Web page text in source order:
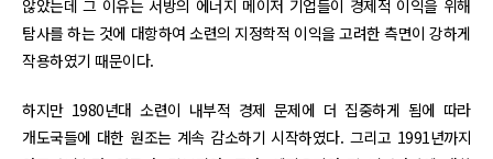
않았는데 그 이유는 서방의 에너지 메이저 기업들이 경제적 이익을 위해
탐사를 하는 것에 대항하여 소련의 지정학적 이익을 고려한 측면이 강하게
작용하였기 때문이다.
하지만 1980년대 소련이 내부적 경제 문제에 더 집중하게 됨에 따라
개도국들에 대한 원조는 계속 감소하기 시작하였다. 그리고 1991년까지